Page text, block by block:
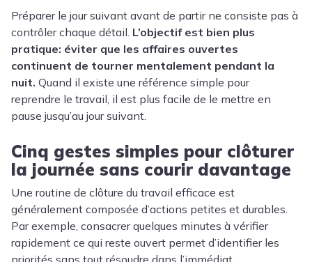
Préparer le jour suivant avant de partir ne consiste pas à
contrôler chaque détail. L’objectif est bien plus
pratique: éviter que les affaires ouvertes
continuent de tourner mentalement pendant la
nuit. Quand il existe une référence simple pour
reprendre le travail, il est plus facile de le mettre en
pause jusqu’au jour suivant.
Cinq gestes simples pour clôturer
la journée sans courir davantage
Une routine de clôture du travail efficace est
généralement composée d’actions petites et durables.
Par exemple, consacrer quelques minutes à vérifier
rapidement ce qui reste ouvert permet d’identifier les
priorités sans tout résoudre dans l’immédiat.